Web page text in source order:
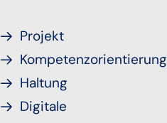
Projekt
Kompetenzorientierung
Haltung
Digitale